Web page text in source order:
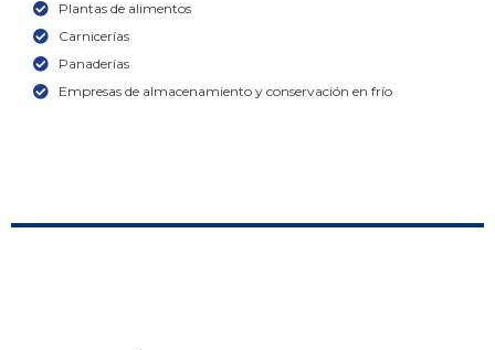
Plantas de alimentos
Carnicerías
Panaderías
Empresas de almacenamiento y conservación en frío